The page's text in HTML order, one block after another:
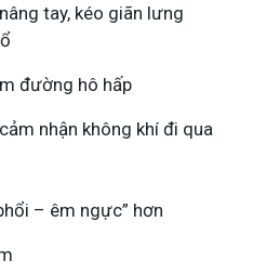
tay, kéo giãn lưng
đường hô hấp
nhận không khí đi qua
– êm ngực” hơn